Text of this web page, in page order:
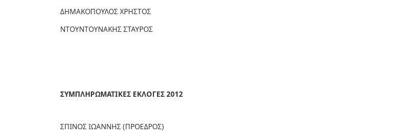
ΔΗΜΑΚΟΠΟΥΛΟΣ ΧΡΗΣΤΟΣ
ΝΤΟΥΝΤΟΥΝΑΚΗΣ ΣΤΑΥΡΟΣ
ΣΥΜΠΛΗΡΩΜΑΤΙΚΕΣ ΕΚΛΟΓΕΣ 2012
ΣΠΙΝΟΣ ΙΩΑΝΝΗΣ (ΠΡΟΕΔΡΟΣ)